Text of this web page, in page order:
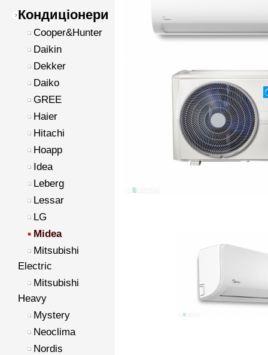
Кондиціонери
Cooper&Hunter
Daikin
Dekker
Daiko
GREE
Haier
Hitachi
Hoapp
Idea
Leberg
Lessar
LG
Midea
Mitsubishi
Electric
Mitsubishi
Heavy
Mystery
Neoclima
Nordis